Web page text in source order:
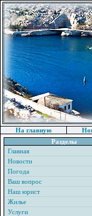
На главную
Разделы
Главная
Новости
Погода
Ваш вопрос
Наш юрист
Жилье
Услуги